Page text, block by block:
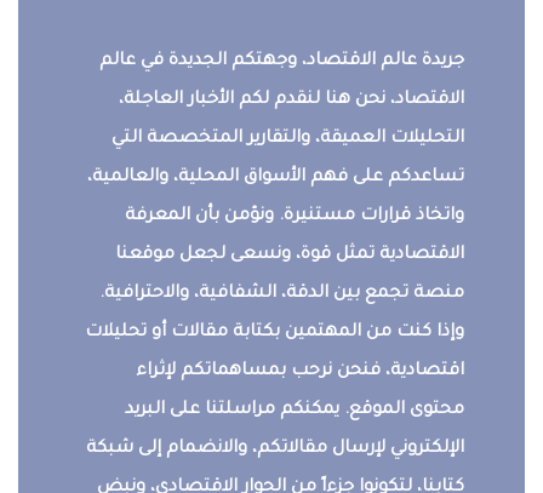
جريدة عالم الاقتصاد، وجهتكم الجديدة في عالم
الاقتصاد، نحن هنا لنقدم لكم الأخبار العاجلة،
التحليلات العميقة، والتقارير المتخصصة التي
تساعدكم على فهم الأسواق المحلية، والعالمية،
واتخاذ قرارات مستنيرة. ونؤمن بأن المعرفة
الاقتصادية تمثل قوة، ونسعى لجعل موقعنا
منصة تجمع بين الدقة، الشفافية، والاحترافية.
وإذا كنت من المهتمين بكتابة مقالات أو تحليلات
اقتصادية، فنحن نرحب بمساهماتكم لإثراء
محتوى الموقع. يمكنكم مراسلتنا على البريد
الإلكتروني لإرسال مقالاتكم، والانضمام إلى شبكة
كتابنا، لتكونوا جزءاً من الحوار الاقتصادي، ونبض